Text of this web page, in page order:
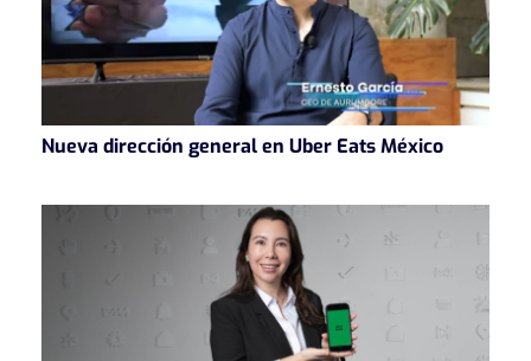
Nueva dirección general en Uber Eats México